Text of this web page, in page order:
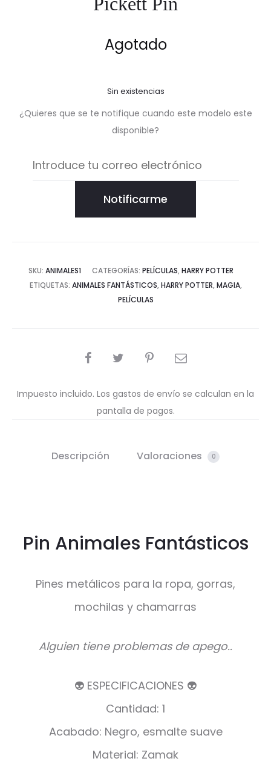
Agotado
Sin existencias
¿Quieres que se te notifique cuando este modelo este
disponible?
Notificarme
SKU: ANIMALES1 CATEGORÍAS: PELÍCULAS, HARRY POTTER
ETIQUETAS: ANIMALES FANTÁSTICOS, HARRY POTTER, MAGIA,
PELÍCULAS
COMPARTIR
Impuesto incluido. Los gastos de envío se calculan en la
pantalla de pagos.
Descripción Valoraciones 0
Pin Animales Fantásticos
Pines metálicos para la ropa, gorras,
mochilas y chamarras
Alguien tiene problemas de apego..
👽 ESPECIFICACIONES 👽
Cantidad: 1
Acabado: Negro, esmalte suave
Material: Zamak